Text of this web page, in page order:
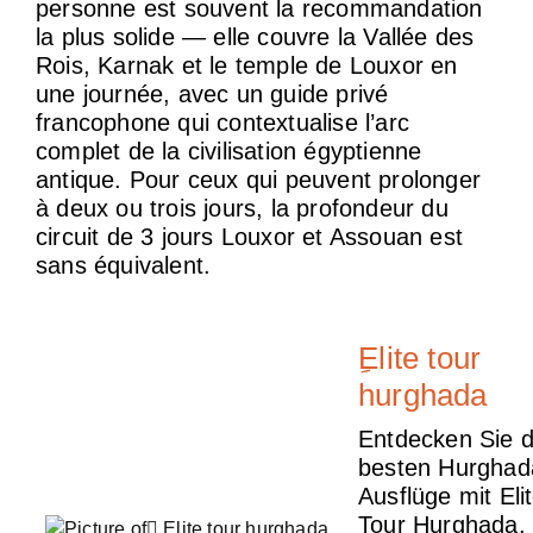
personne est souvent la recommandation
la plus solide — elle couvre la Vallée des
Rois, Karnak et le temple de Louxor en
une journée, avec un guide privé
francophone qui contextualise l’arc
complet de la civilisation égyptienne
antique. Pour ceux qui peuvent prolonger
à deux ou trois jours, la profondeur du
circuit de 3 jours Louxor et Assouan est
sans équivalent.
ِElite tour
hurghada
Entdecken Sie
besten
Ausflüge mit
Tour Hurghada.